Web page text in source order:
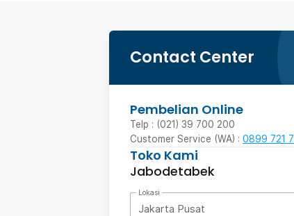
Contact Center
Pembelian Online
Telp : (021) 39 700 200
Customer Service (WA) : 0899 721
Toko Kami
Jabodetabek
Lokasi
Jakarta Pusat